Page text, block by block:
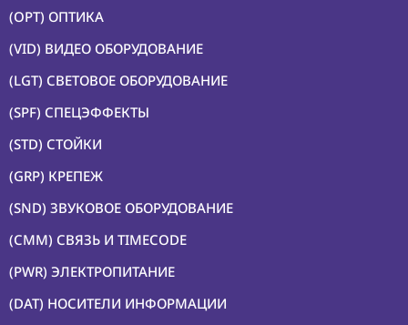
(OPT) ОПТИКА
(VID) ВИДЕО ОБОРУДОВАНИЕ
(LGT) СВЕТОВОЕ ОБОРУДОВАНИЕ
(SPF) СПЕЦЭФФЕКТЫ
(STD) СТОЙКИ
(GRP) КРЕПЕЖ
(SND) ЗВУКОВОЕ ОБОРУДОВАНИЕ
(CMM) СВЯЗЬ И TIMECODE
(PWR) ЭЛЕКТРОПИТАНИЕ
(DAT) НОСИТЕЛИ ИНФОРМАЦИИ